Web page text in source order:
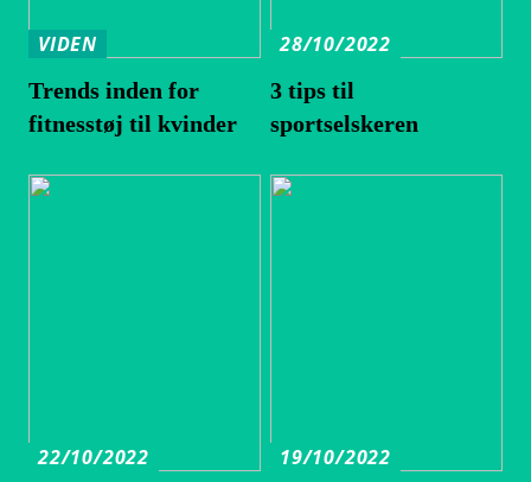
VIDEN
Trends inden for
fitnesstøj til kvinder
28/10/2022
3 tips til
sportselskeren
22/10/2022
19/10/2022